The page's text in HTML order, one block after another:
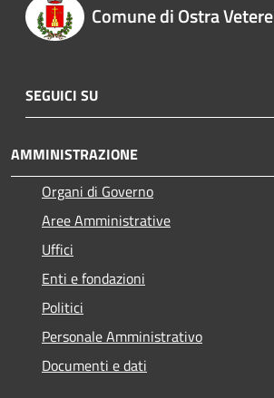
Comune di Ostra Vetere
SEGUICI SU
AMMINISTRAZIONE
Organi di Governo
Aree Amministrative
Uffici
Enti e fondazioni
Politici
Personale Amministrativo
Documenti e dati